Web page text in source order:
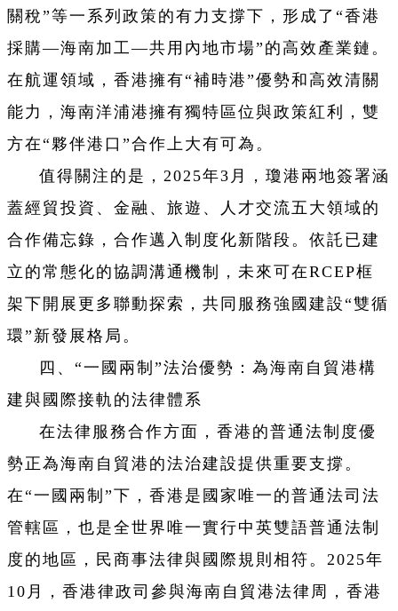
關稅”等一系列政策的有力支撐下，形成了“香港
採購—海南加工—共用內地市場”的高效產業鏈。
在航運領域，香港擁有“補時港”優勢和高效清關
能力，海南洋浦港擁有獨特區位與政策紅利，雙
方在“夥伴港口”合作上大有可為。
值得關注的是，2025年3月，瓊港兩地簽署涵
蓋經貿投資、金融、旅遊、人才交流五大領域的
合作備忘錄，合作邁入制度化新階段。依託已建
立的常態化的協調溝通機制，未來可在RCEP框
架下開展更多聯動探索，共同服務強國建設“雙循
環”新發展格局。
四、“一國兩制”法治優勢：為海南自貿港構
建與國際接軌的法律體系
在法律服務合作方面，香港的普通法制度優
勢正為海南自貿港的法治建設提供重要支撐。
在“一國兩制”下，香港是國家唯一的普通法司法
管轄區，也是全世界唯一實行中英雙語普通法制
度的地區，民商事法律與國際規則相符。2025年
10月，香港律政司參與海南自貿港法律周，香港